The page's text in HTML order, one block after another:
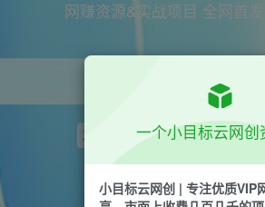
网赚资源&实战项目 全网首
项目 引流 短视频 抖音
一个小目标云网创
小目标云网创 | 专注优质VIP